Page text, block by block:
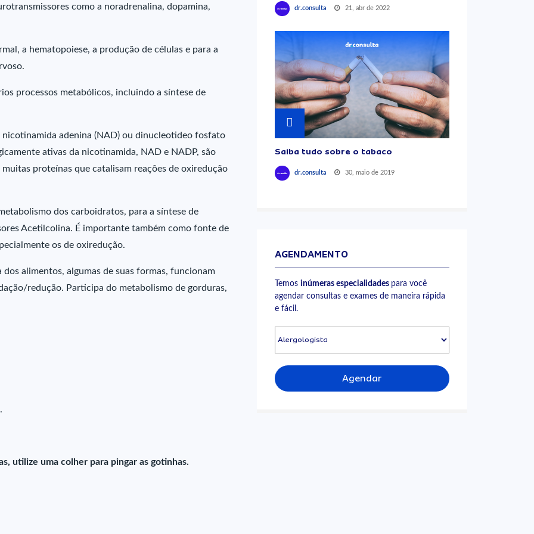
como a noradrenalina, dopamina,
a hematopoiese, a produção de células e para a
processos metabólicos, incluindo a síntese de
adenina (NAD) ou dinucleotideo fosfato
ativas da nicotinamida, NAD e NADP, são
proteínas que catalisam reações de oxiredução
dos carboidratos, para a síntese de
Acetilcolina. É importante também como fonte de
os de oxiredução.
alimentos, algumas de suas formas, funcionam
redução. Participa do metabolismo de gorduras,
utilize uma colher para pingar as gotinhas.
dr.consulta 21, abr de 2022
Saiba tudo sobre o tabaco
dr.consulta 30, maio de 2019
AGENDAMENTO
Temos inúmeras especialidades para você
agendar consultas e exames de maneira rápida
e fácil.
Agendar